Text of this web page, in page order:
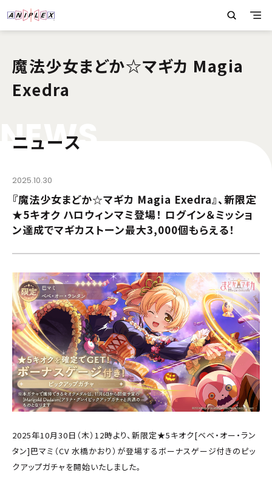
魔法少女まどか☆マギカ Magia
Exedra
NEWS
ニュース
2025.10.30
『魔法少女まどか☆マギカ Magia Exedra』、新限定
★5キオク ハロウィンマミ登場！ ログイン＆ミッショ
ン達成でマギカストーン最大3,000個もらえる！
2025年10月30日（木）12時より、新限定★5キオク[ベベ・オー・ラン
タン]巴マミ（CV 水橋かおり）が登場するボーナスゲージ付きのピッ
クアップガチャを開始いたしました。